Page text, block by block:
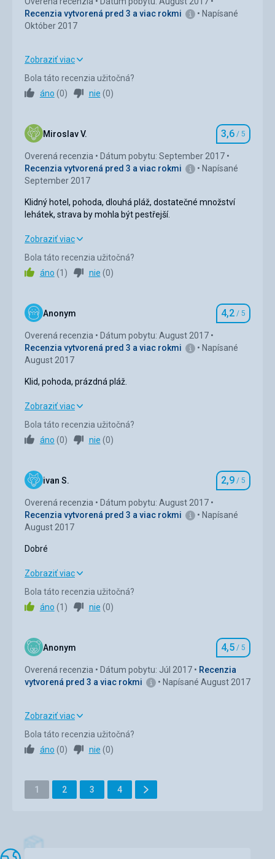
Recenzia vytvorená pred 3 a viac rokmi
Napísané
Október 2017
Ubytovanie
Služby 4,0/ 5
Cena 4,0
Zobraziť viac
Bola táto recenzia užitočná?
áno (0) nie (0)
Miroslav V. Hodnotenie
3,6 / 5
Overená recenzia
Dátum pobytu: September 2017
Recenzia vytvorená pred 3 a viac rokmi
Napísané
September 2017
Klidný hotel, pohoda, dlouhá pláž, dostatečné množství
lehátek, strava by mohla být pestřejší.
Klidný hotel, pohoda, dlouhá pláž, dostatečné množství
Strava
Okolie 4,0/ 5
Služby 3,0
Zobraziť viac
Bola táto recenzia užitočná?
áno (1 ) nie (0)
Anonym Hodnotenie
4,2 / 5
Overená recenzia
Dátum pobytu: August 2017
Recenzia vytvorená pred 3 a viac rokmi
Napísané
August 2017
Klid, pohoda, prázdná pláž.
Klid, pohoda, prázdná pláž.
Strava
Okolie 4,0/ 5
Služby
Cena
Zobraziť viac
Bola táto recenzia užitočná?
áno (0) nie (0)
ivan S. Hodnotenie
2,9 / 5
Overená recenzia
Dátum pobytu: August 2017
Recenzia vytvorená pred 3 a viac rokmi
Napísané
August 2017
Dobré
Dobré
Strava
Okolie 4,0/ 5
Služby 3,0
Pláž
Super ,málo lidí průzračné moře a klid,oblázky
Ubytovanie
Čistota
Zobraziť viac
Bola táto recenzia užitočná?
áno (1 ) nie (0)
Anonym Hodnotenie
4,5 / 5
Overená recenzia Dátum pobytu: Júl 2017
Recenzia
vytvorená pred 3 a viac rokmi
Napísané August 2017
Ubytovanie
Služby
Zobraziť viac
Bola táto recenzia užitočná?
áno (0) nie (0)
Stránka
1 Stránka
2 Stránka
3 Stránka
4
Ďalšie
Stránka